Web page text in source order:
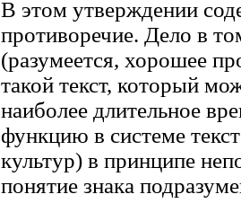
В этом утверждении
противоречие. Дело в
(разумеется, хорошее
такой текст, который
наиболее длительное
функцию в системе
культур) в принципе
понятие знака